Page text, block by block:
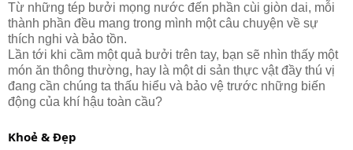
Từ những tép bưởi mọng nước đến phần cùi giòn dai, mỗi
thành phần đều mang trong mình một câu chuyện về sự
thích nghi và bảo tồn.
Lần tới khi cầm một quả bưởi trên tay, bạn sẽ nhìn thấy một
món ăn thông thường, hay là một di sản thực vật đầy thú vị
đang cần chúng ta thấu hiểu và bảo vệ trước những biến
động của khí hậu toàn cầu?
Khoẻ & Đẹp